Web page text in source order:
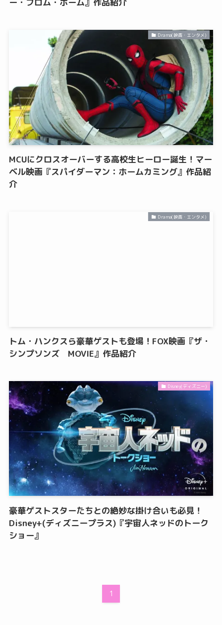
ー・フロム・ホーム』作品紹介
Drama(映画・エンタメ)
MCUにクロスオーバーする高校生ヒーロー誕生！マー
ベル映画『スパイダーマン：ホームカミング』作品紹
介
Drama(映画・エンタメ)
トム・ハンクスら豪華ゲストも登場！FOX映画『ザ・
シンプソンズ MOVIE』作品紹介
Disney(ディズニー)
豪華ゲストスターたちとの絶妙な掛け合いも必見！
Disney+(ディズニープラス)『宇宙人ネッドのトーク
ショー』
1